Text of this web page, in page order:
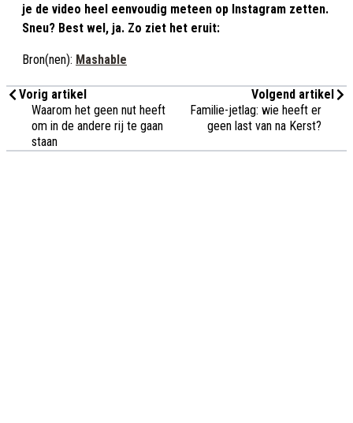
je de video heel eenvoudig meteen op Instagram zetten.
Sneu? Best wel, ja. Zo ziet het eruit:
Bron(nen): Mashable
Vorig artikel
Waarom het geen nut heeft
om in de andere rij te gaan
staan
Volgend artikel
Familie-jetlag: wie heeft er
geen last van na Kerst?